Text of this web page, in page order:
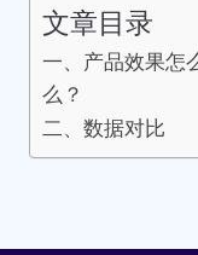
文章目录
一、产品效果怎
么？
二、数据对比